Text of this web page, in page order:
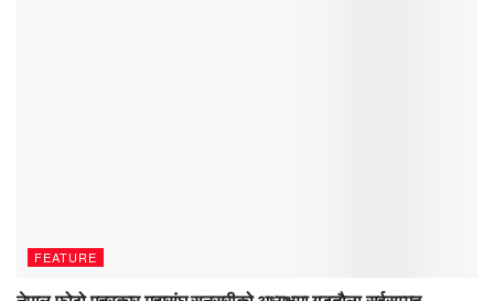
FEATURE